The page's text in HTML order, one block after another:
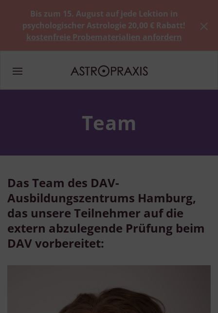
Bis zum 15. August auf jede Lektion in
psychologischer Astrologie 20,00 € Rabatt!
kostenfreie Probematerialien anfordern
Team
Das Team des DAV-
Ausbildungszentrums Hamburg,
das unsere Teilnehmer auf die
extern abzulegende Prüfung beim
DAV vorbereitet: